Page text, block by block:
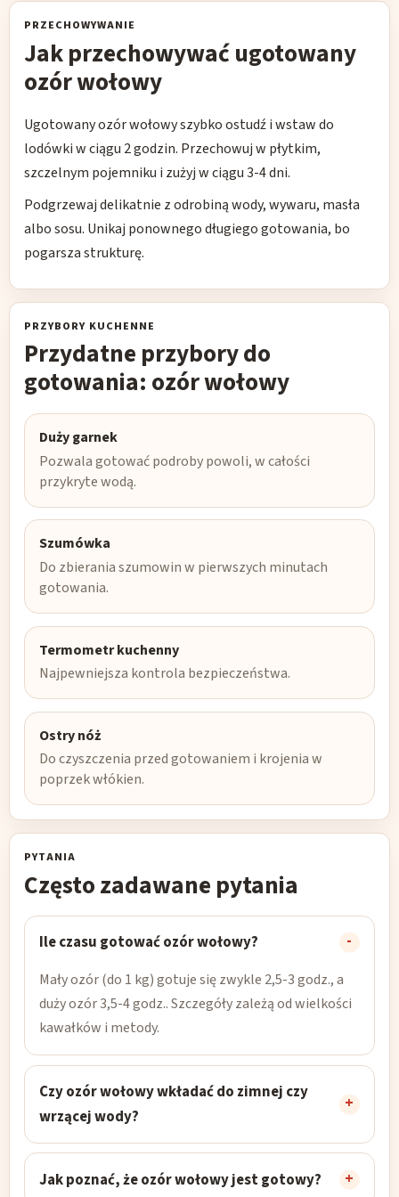
PRZECHOWYWANIE
Jak przechowywać ugotowany
ozór wołowy
Ugotowany ozór wołowy szybko ostudź i wstaw do
lodówki w ciągu 2 godzin. Przechowuj w płytkim,
szczelnym pojemniku i zużyj w ciągu 3-4 dni.
Podgrzewaj delikatnie z odrobiną wody, wywaru, masła
albo sosu. Unikaj ponownego długiego gotowania, bo
pogarsza strukturę.
PRZYBORY KUCHENNE
Przydatne przybory do
gotowania: ozór wołowy
Duży garnek
Pozwala gotować podroby powoli, w całości
przykryte wodą.
Szumówka
Do zbierania szumowin w pierwszych minutach
gotowania.
Termometr kuchenny
Najpewniejsza kontrola bezpieczeństwa.
Ostry nóż
Do czyszczenia przed gotowaniem i krojenia w
poprzek włókien.
PYTANIA
Często zadawane pytania
Ile czasu gotować ozór wołowy?
Mały ozór (do 1 kg) gotuje się zwykle 2,5-3 godz., a
duży ozór 3,5-4 godz.. Szczegóły zależą od wielkości
kawałków i metody.
Czy ozór wołowy wkładać do zimnej czy
wrzącej wody?
Jak poznać, że ozór wołowy jest gotowy?